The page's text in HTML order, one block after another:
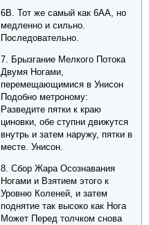
6B. Тот же самый как 6AA, но
медленно и сильно.
Последовательно.
7. Брызгание Мелкого Потока
Двумя Ногами,
перемещающимися в Унисон
Подобно метроному:
Разведите пятки к краю
циновки, обе ступни движутся
внутрь и затем наружу, пятки в
месте. Унисон.
8. Сбор Жара Осознавания
Ногами и Взятием этого к
Уровню Коленей, и затем
поднятие так высоко как Нога
Может Перед толчком снова